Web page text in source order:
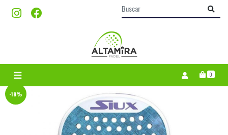
0
-18%